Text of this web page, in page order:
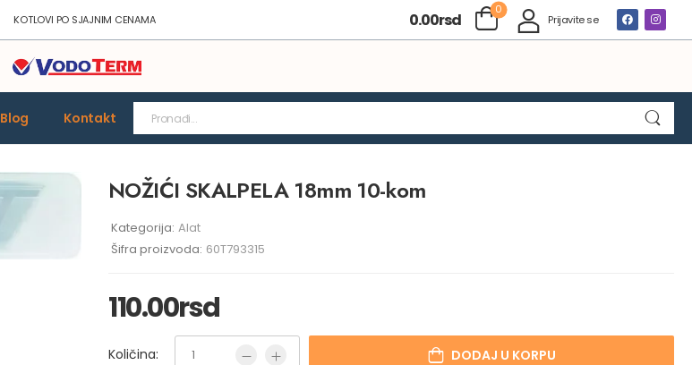
KOTLOVI PO SJAJNIM CENAMA 0.00rsd
0
Prijavite se
Blog Kontakt
NOŽIĆI SKALPELA 18mm 10-kom
Kategorija: Alat
Šifra proizvoda: 60T793315
110.00rsd
Količina: DODAJ U KORPU